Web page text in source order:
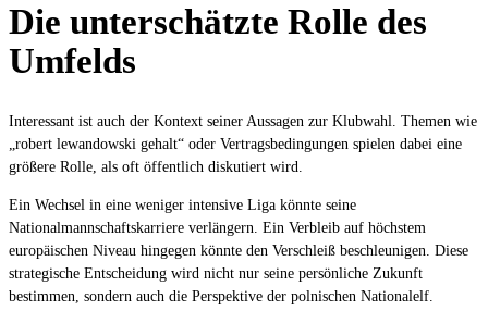
Die unterschätzte Rolle des
Umfelds
Interessant ist auch der Kontext seiner Aussagen zur Klubwahl. Themen wie
„robert lewandowski gehalt“ oder Vertragsbedingungen spielen dabei eine
größere Rolle, als oft öffentlich diskutiert wird.
Ein Wechsel in eine weniger intensive Liga könnte seine
Nationalmannschaftskarriere verlängern. Ein Verbleib auf höchstem
europäischen Niveau hingegen könnte den Verschleiß beschleunigen. Diese
strategische Entscheidung wird nicht nur seine persönliche Zukunft
bestimmen, sondern auch die Perspektive der polnischen Nationalelf.